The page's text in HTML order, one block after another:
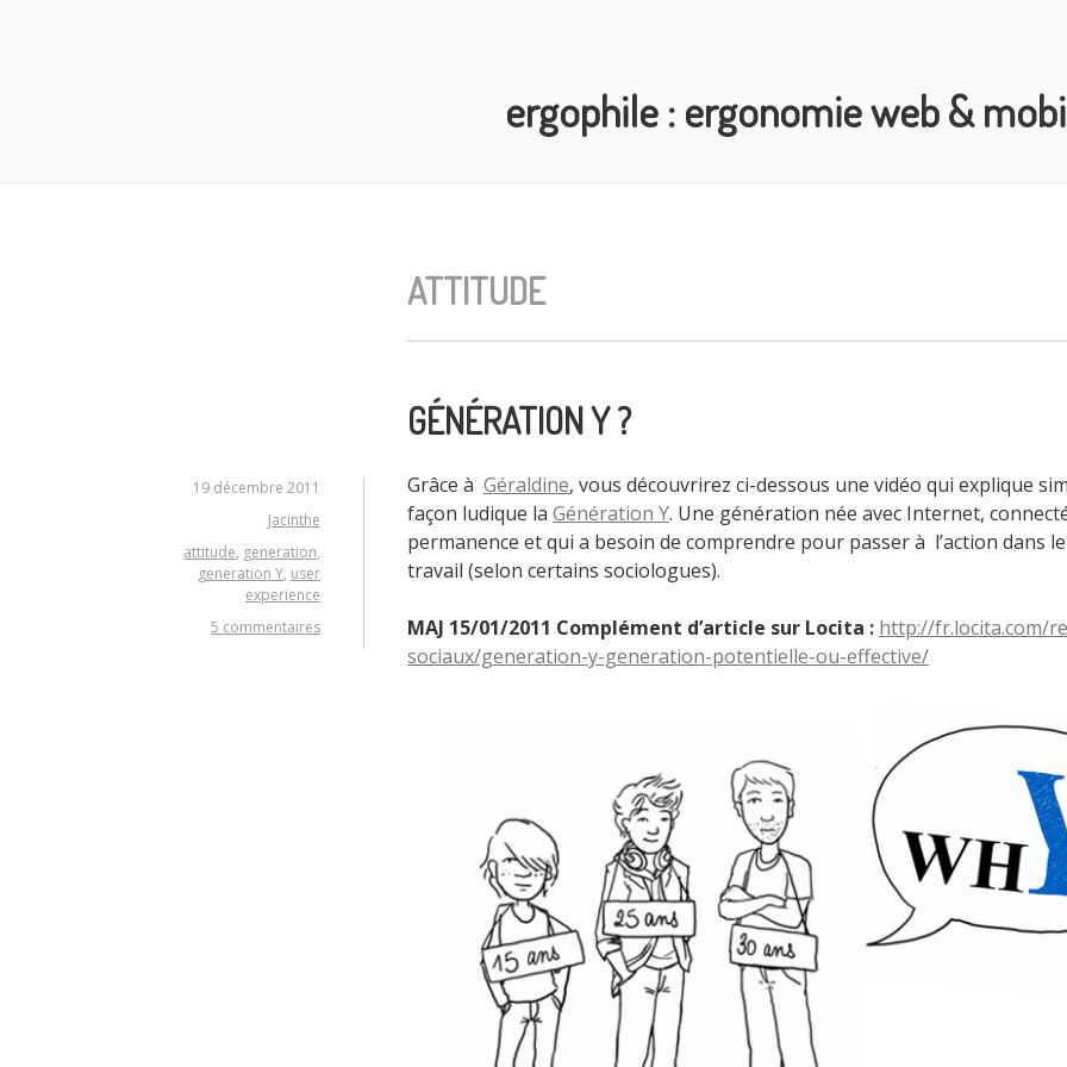
ergophile : ergonomie web &
ATTITUDE
GÉNÉRATION Y ?
19 décembre 2011
Jacinthe
attitude, generation,
generation Y, user
experience
5 commentaires
Grâce à Géraldine, vous découvrirez ci-dessous une vidéo qui explique
façon ludique la Génération Y. Une génération née avec Internet,
permanence et qui a besoin de comprendre pour passer à l’action dans
travail (selon certains sociologues).
MAJ 15/01/2011 Complément d’article sur Locita : http://fr.locita.com/
sociaux/generation-y-generation-potentielle-ou-effective/